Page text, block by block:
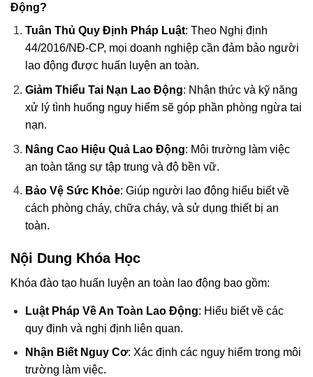
Động?
Tuân Thủ Quy Định Pháp Luật: Theo Nghị định
44/2016/NĐ-CP, mọi doanh nghiệp cần đảm bảo người
lao động được huấn luyện an toàn.
Giảm Thiểu Tai Nạn Lao Động: Nhận thức và kỹ năng
xử lý tình huống nguy hiểm sẽ góp phần phòng ngừa tai
nạn.
Nâng Cao Hiệu Quả Lao Động: Môi trường làm việc
an toàn tăng sự tập trung và độ bền vữ.
Bảo Vệ Sức Khỏe: Giúp người lao động hiểu biết về
cách phòng cháy, chữa cháy, và sử dụng thiết bị an
toàn.
Nội Dung Khóa Học
Khóa đào tạo huấn luyện an toàn lao động bao gồm:
Luật Pháp Về An Toàn Lao Động: Hiểu biết về các
quy định và nghị định liên quan.
Nhận Biết Nguy Cơ: Xác định các nguy hiểm trong môi
trường làm việc.